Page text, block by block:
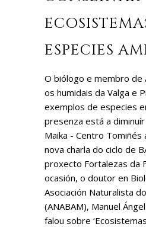
ESPECIES
O biólogo e membro de
os humidais da Valga e
exemplos de especies
presenza está a
Maika - Centro Tomiñés
nova charla do ciclo de
proxecto Fortalezas da
ocasión, o doutor en
Asociación Naturalista
(ANABAM), Manuel
falou sobre